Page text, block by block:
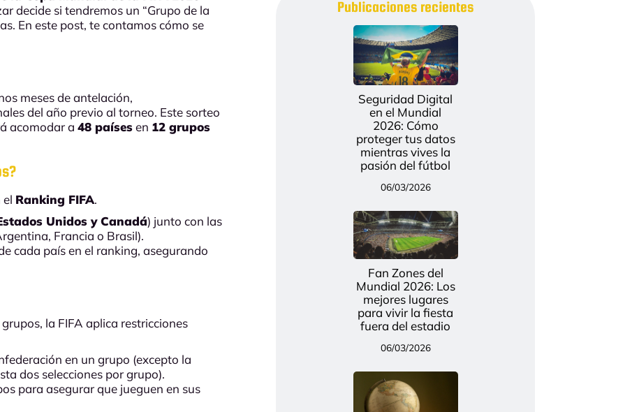
decide si tendremos un “Grupo de la
En este post, te contamos cómo se
meses de antelación,
del año previo al torneo. Este sorteo
acomodar a48 paísesen 12 grupos
el Ranking FIFA.
Unidos y Canadá) junto con las
Francia o Brasil).
cada país en el ranking, asegurando
la FIFA aplica restricciones
en un grupo (excepto la
dos selecciones por grupo).
para asegurar que jueguen en sus
Publicaciones recientes
Seguridad Digital
en el Mundial
2026: Cómo
proteger tus datos
mientras vives la
pasión del fútbol
06/03/2026
Fan Zones del
Mundial 2026: Los
mejores lugares
para vivir la fiesta
fuera del estadio
06/03/2026